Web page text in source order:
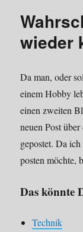
wieder
Da man, oder
einem Hobby
einen zweiten
neuen Post
gepostet. Da
posten möchte,
Das könnte
Technik